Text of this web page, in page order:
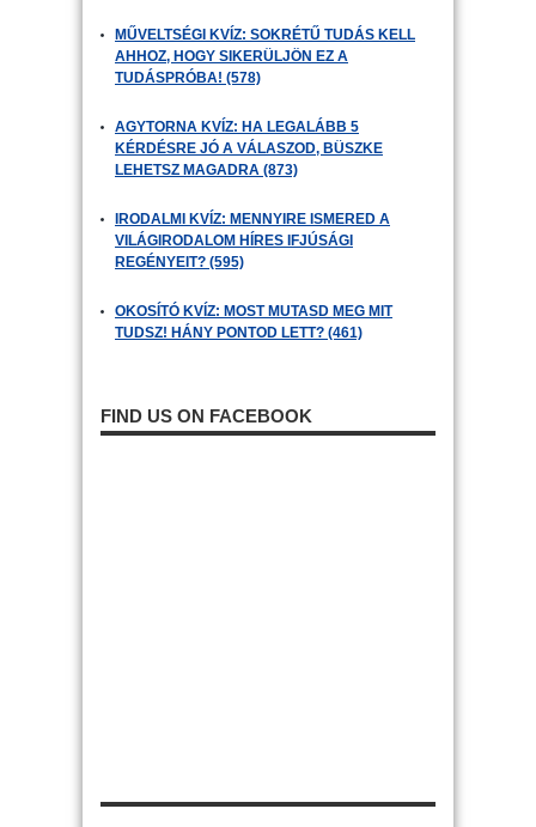
MŰVELTSÉGI KVÍZ: SOKRÉTŰ TUDÁS KELL
AHHOZ, HOGY SIKERÜLJÖN EZ A
TUDÁSPRÓBA! (578)
AGYTORNA KVÍZ: HA LEGALÁBB 5
KÉRDÉSRE JÓ A VÁLASZOD, BÜSZKE
LEHETSZ MAGADRA (873)
IRODALMI KVÍZ: MENNYIRE ISMERED A
VILÁGIRODALOM HÍRES IFJÚSÁGI
REGÉNYEIT? (595)
OKOSÍTÓ KVÍZ: MOST MUTASD MEG MIT
TUDSZ! HÁNY PONTOD LETT? (461)
FIND US ON FACEBOOK